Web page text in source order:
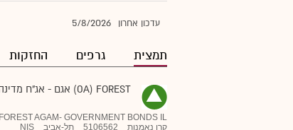
עדכון אחרון 5/8/2026
תמצית גרפים החזקות
0A) FOREST) אגם - אג"ח מדינה
FOREST AGAM- GOVERNMENT BONDS IL
קרן נאמנות
5106562 תל-אביב NIS